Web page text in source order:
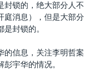
封锁的，绝大部分人不
庭消息），但是大部分
封锁的。
的信息，关注李明哲案
宇华的情况。